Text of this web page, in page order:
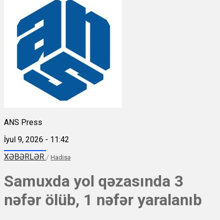
ANS Press
İyul 9, 2026 - 11:42
XƏBƏRLƏR / Hadisə
Samuxda yol qəzasında 3
nəfər ölüb, 1 nəfər yaralanıb